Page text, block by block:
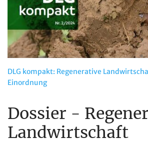
DLG kompakt: Regenerative
Einordnung
Dossier -
Landwirtschaft